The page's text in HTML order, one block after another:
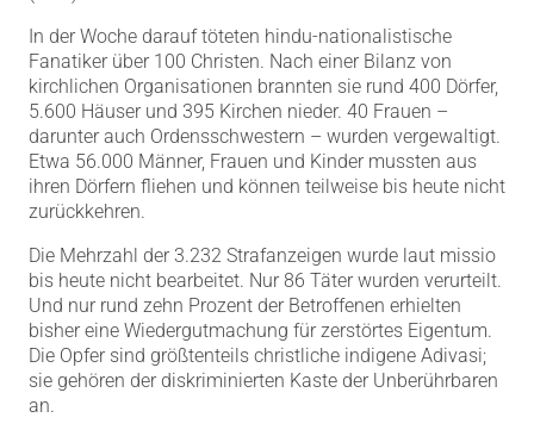
In der Woche darauf töteten hindu-nationalistische
Fanatiker über 100 Christen. Nach einer Bilanz von
kirchlichen Organisationen brannten sie rund 400 Dörfer,
5.600 Häuser und 395 Kirchen nieder. 40 Frauen –
darunter auch Ordensschwestern – wurden vergewaltigt.
Etwa 56.000 Männer, Frauen und Kinder mussten aus
ihren Dörfern fliehen und können teilweise bis heute nicht
zurückkehren.
Die Mehrzahl der 3.232 Strafanzeigen wurde laut missio
bis heute nicht bearbeitet. Nur 86 Täter wurden verurteilt.
Und nur rund zehn Prozent der Betroffenen erhielten
bisher eine Wiedergutmachung für zerstörtes Eigentum.
Die Opfer sind größtenteils christliche indigene Adivasi;
sie gehören der diskriminierten Kaste der Unberührbaren
an.